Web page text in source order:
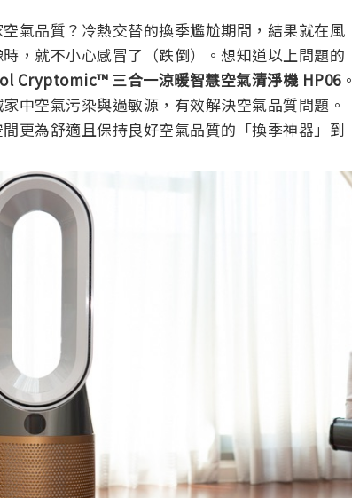
氣品質？冷熱交替的換季尷尬期間，結果就在風
，就不小心感冒了（跌倒）。想知道以上問題的
Cryptomic™ 三合一涼暖智慧空氣清淨機 HP06。
中空氣污染與過敏源，有效解決空氣品質問題。
更為舒適且保持良好空氣品質的「換季神器」到